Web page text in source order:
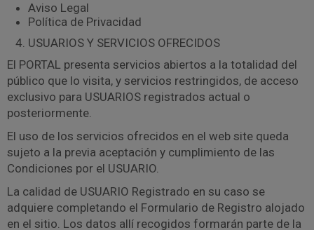
Aviso Legal
Política de Privacidad
USUARIOS Y SERVICIOS OFRECIDOS
El PORTAL presenta servicios abiertos a la totalidad del
público que lo visita, y servicios restringidos, de acceso
exclusivo para USUARIOS registrados actual o
posteriormente.
El uso de los servicios ofrecidos en el web site queda
sujeto a la previa aceptación y cumplimiento de las
Condiciones por el USUARIO.
La calidad de USUARIO Registrado en su caso se
adquiere completando el Formulario de Registro alojado
en el sitio. Los datos allí recogidos formarán parte de la